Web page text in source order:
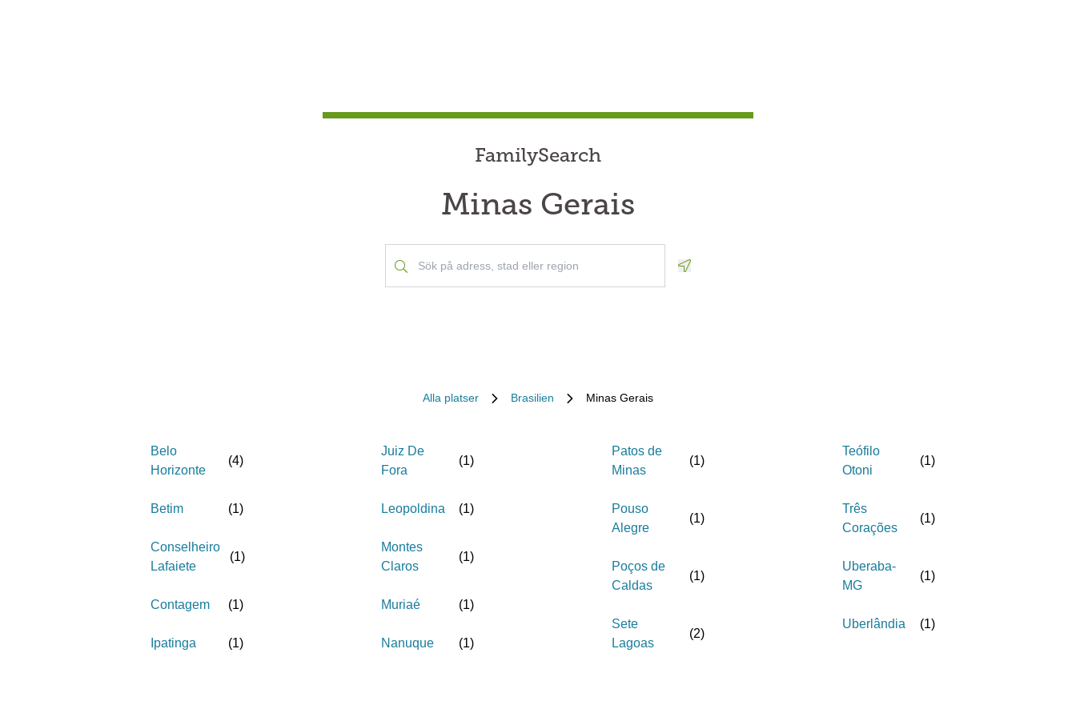
FamilySearch
Minas Gerais
Alla platser Brasilien Minas Gerais
Belo
Horizonte
(4)
Betim (1)
Conselheiro
Lafaiete
(1)
Contagem (1)
Ipatinga (1)
Juiz De
Fora
(1)
Leopoldina (1)
Montes
Claros
(1)
Muriaé (1)
Nanuque (1)
Patos de
Minas
(1)
Pouso
Alegre
(1)
Poços de
Caldas
(1)
Sete
Lagoas
(2)
Teófilo
Otoni
(1)
Três
Corações
(1)
Uberaba-
MG
(1)
Uberlândia (1)